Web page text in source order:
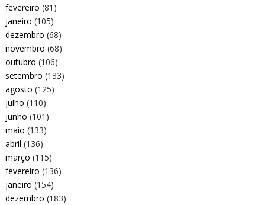
fevereiro (81)
janeiro (105)
dezembro (68)
novembro (68)
outubro (106)
setembro (133)
agosto (125)
julho (110)
junho (101)
maio (133)
abril (136)
março (115)
fevereiro (136)
janeiro (154)
dezembro (183)